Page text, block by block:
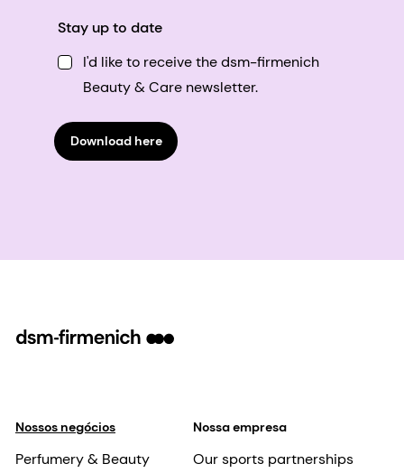
Stay up to date
I'd like to receive the dsm-firmenich
Beauty & Care newsletter.
Download here
Nossos negócios
Perfumery & Beauty
Nossa empresa
Our sports partnerships